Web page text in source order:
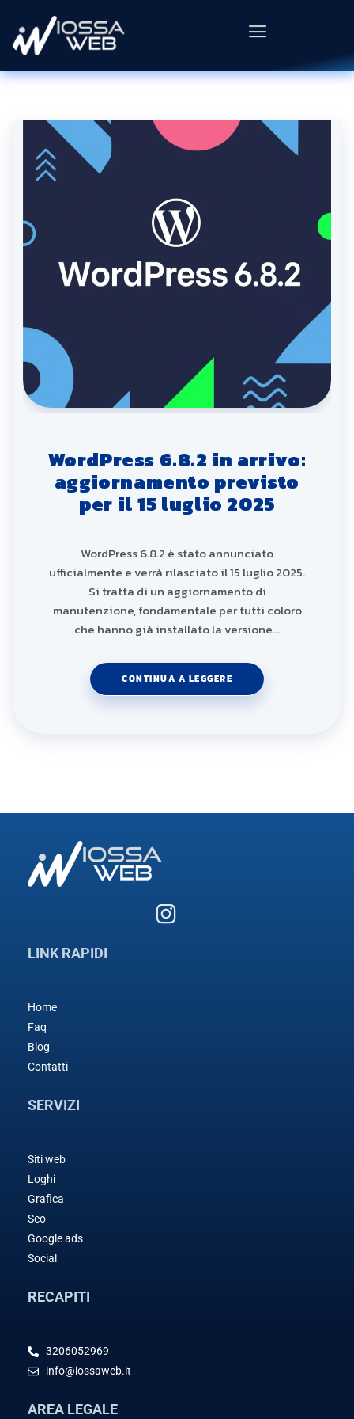
WordPress 6.8.2 in arrivo:
aggiornamento previsto
per il 15 luglio 2025
WordPress 6.8.2 è stato annunciato
ufficialmente e verrà rilasciato il 15 luglio 2025.
Si tratta di un aggiornamento di
manutenzione, fondamentale per tutti coloro
che hanno già installato la versione…
CONTINUA A LEGGERE
LINK RAPIDI
Home
Faq
Blog
Contatti
SERVIZI
Siti web
Loghi
Grafica
Seo
Google ads
Social
RECAPITI
3206052969
info@iossaweb.it
AREA LEGALE